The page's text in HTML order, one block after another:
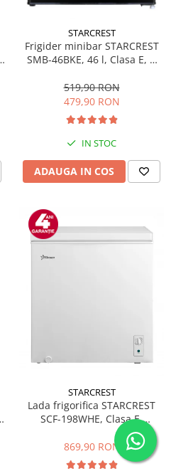
STARCREST
Frigider minibar STARCREST
SMB-46BKE, 46 l, Clasa E, H
519,90 RON
479,90 RON
IN STOC
ADAUGA IN COS
STARCREST
Lada frigorifica STARCREST
SCF-198WHE, Clasa E,
Capacitate 198L, Sistem
convertibil - functie frigider,
Termostat reglabil, Alb
869,90 RON